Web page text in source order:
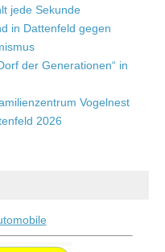
jede Sekunde
in Dattenfeld gegen
der Generationen“ in
Vogelnest
2026